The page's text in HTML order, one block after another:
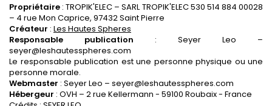
Propriétaire : TROPIK'ELEC – SARL TROPIK'ELEC 530 514 884 00028
– 4 rue Mon Caprice, 97432 Saint Pierre
Créateur : Les Hautes Spheres
Responsable publication : Seyer Leo –
seyer@leshautesspheres.com
Le responsable publication est une personne physique ou une
personne morale.
Webmaster : Seyer Leo – seyer@leshautesspheres.com
Hébergeur : OVH – 2 rue Kellermann - 59100 Roubaix - France